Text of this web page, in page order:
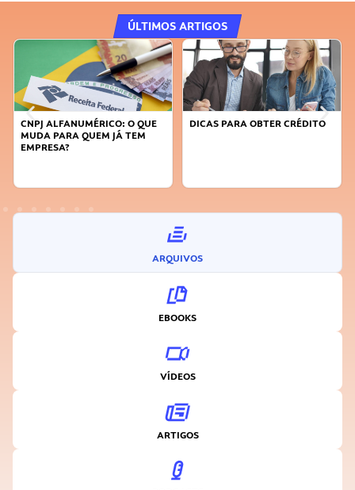
ÚLTIMOS ARTIGOS
DICAS PARA OBTER CRÉDITO
FAÇA A DIFERENÇA: SEJA
ARQUIVOS
EBOOKS
VÍDEOS
ARTIGOS